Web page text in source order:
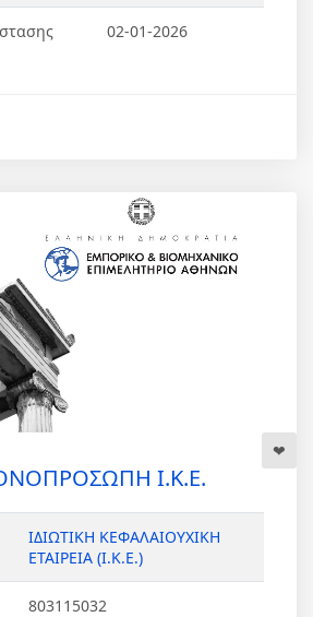
02-01-2026
Ι.Κ.Ε.
ΙΔΙΩΤΙΚΗ ΚΕΦΑΛΑΙΟΥΧΙΚΗ
ΕΤΑΙΡΕΙΑ (Ι.Κ.Ε.)
803115032